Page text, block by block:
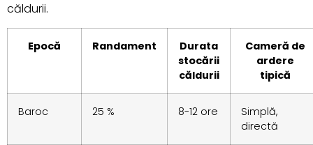
căldurii.
Epocă Randament
Durata
stocării
căldurii
Cameră de
ardere
tipică
Baroc 25 % 8-12 ore
Simplă,
directă